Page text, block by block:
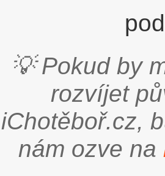
💡 Pokud by
rozvíjet
iChotěboř.cz,
nám ozve na